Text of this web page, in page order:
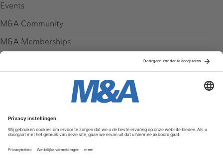
Events
M&A Community
M&A Memberships
Service & Contact
Contact
FAQ